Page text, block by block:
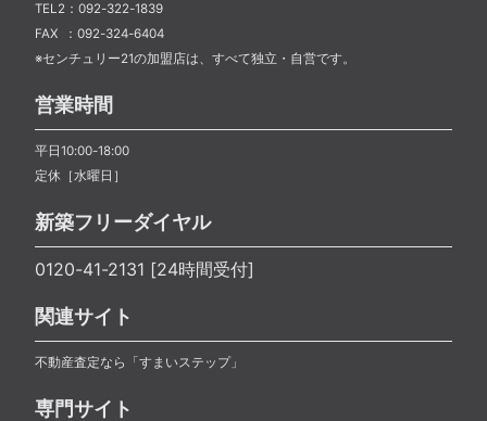
TEL2：092-322-1839
FAX ：092-324-6404
※センチュリー21の加盟店は、すべて独立・自営です。
営業時間
平日10:00-18:00
定休［水曜日］
新築フリーダイヤル
0120-41-2131 [24時間受付]
関連サイト
不動産査定なら「すまいステップ」
専門サイト